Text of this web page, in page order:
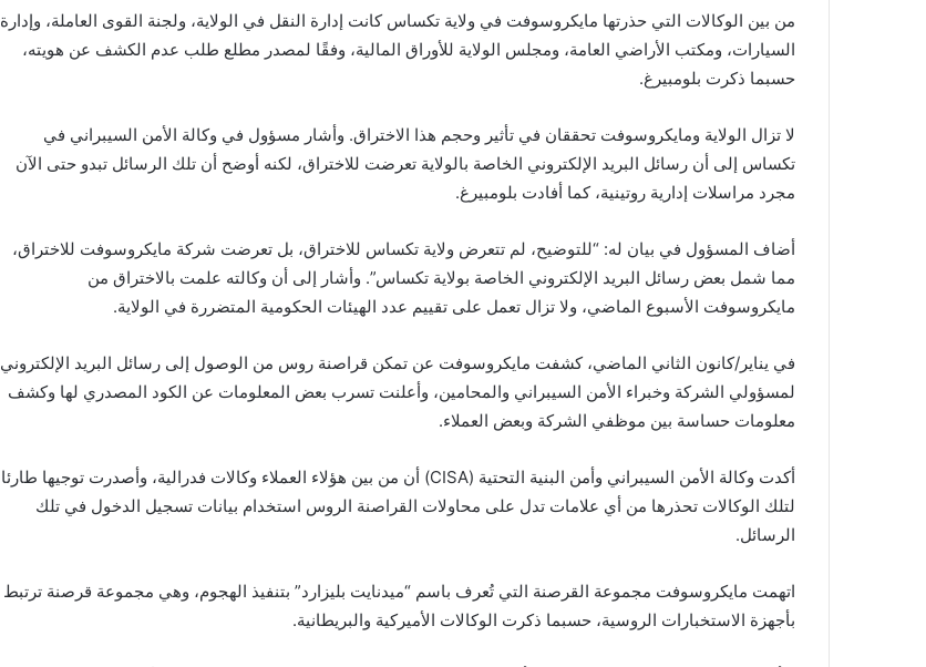
من بين الوكالات التي حذرتها مايكروسوفت في ولاية تكساس كانت إدارة النقل في الولاية، ولجنة القوى العاملة، وإدارة
السيارات، ومكتب الأراضي العامة، ومجلس الولاية للأوراق المالية، وفقًا لمصدر مطلع طلب عدم الكشف عن هويته،
حسبما ذكرت بلومبيرغ.
لا تزال الولاية ومايكروسوفت تحققان في تأثير وحجم هذا الاختراق. وأشار مسؤول في وكالة الأمن السيبراني في
تكساس إلى أن رسائل البريد الإلكتروني الخاصة بالولاية تعرضت للاختراق، لكنه أوضح أن تلك الرسائل تبدو حتى الآن
مجرد مراسلات إدارية روتينية، كما أفادت بلومبيرغ.
أضاف المسؤول في بيان له: “للتوضيح، لم تتعرض ولاية تكساس للاختراق، بل تعرضت شركة مايكروسوفت للاختراق،
مما شمل بعض رسائل البريد الإلكتروني الخاصة بولاية تكساس”. وأشار إلى أن وكالته علمت بالاختراق من
مايكروسوفت الأسبوع الماضي، ولا تزال تعمل على تقييم عدد الهيئات الحكومية المتضررة في الولاية.
في يناير/كانون الثاني الماضي، كشفت مايكروسوفت عن تمكن قراصنة روس من الوصول إلى رسائل البريد الإلكتروني
لمسؤولي الشركة وخبراء الأمن السيبراني والمحامين، وأعلنت تسرب بعض المعلومات عن الكود المصدري لها وكشف
معلومات حساسة بين موظفي الشركة وبعض العملاء.
أكدت وكالة الأمن السيبراني وأمن البنية التحتية (CISA) أن من بين هؤلاء العملاء وكالات فدرالية، وأصدرت توجيها طارئا
لتلك الوكالات تحذرها من أي علامات تدل على محاولات القراصنة الروس استخدام بيانات تسجيل الدخول في تلك
الرسائل.
اتهمت مايكروسوفت مجموعة القرصنة التي تُعرف باسم “ميدنايت بليزارد” بتنفيذ الهجوم، وهي مجموعة قرصنة ترتبط
بأجهزة الاستخبارات الروسية، حسبما ذكرت الوكالات الأميركية والبريطانية.